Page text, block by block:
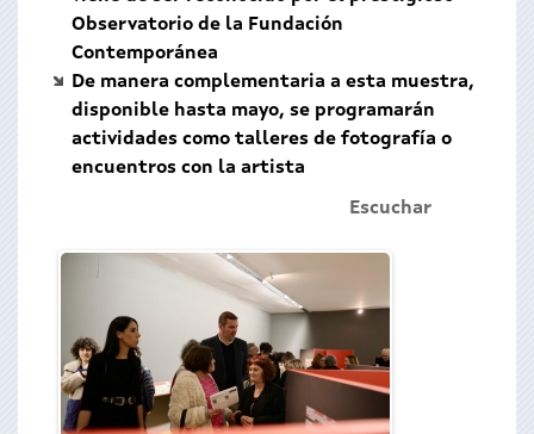
Observatorio de la Fundación
Contemporánea
De manera complementaria a esta muestra,
disponible hasta mayo, se programarán
actividades como talleres de fotografía o
encuentros con la artista
Escuchar